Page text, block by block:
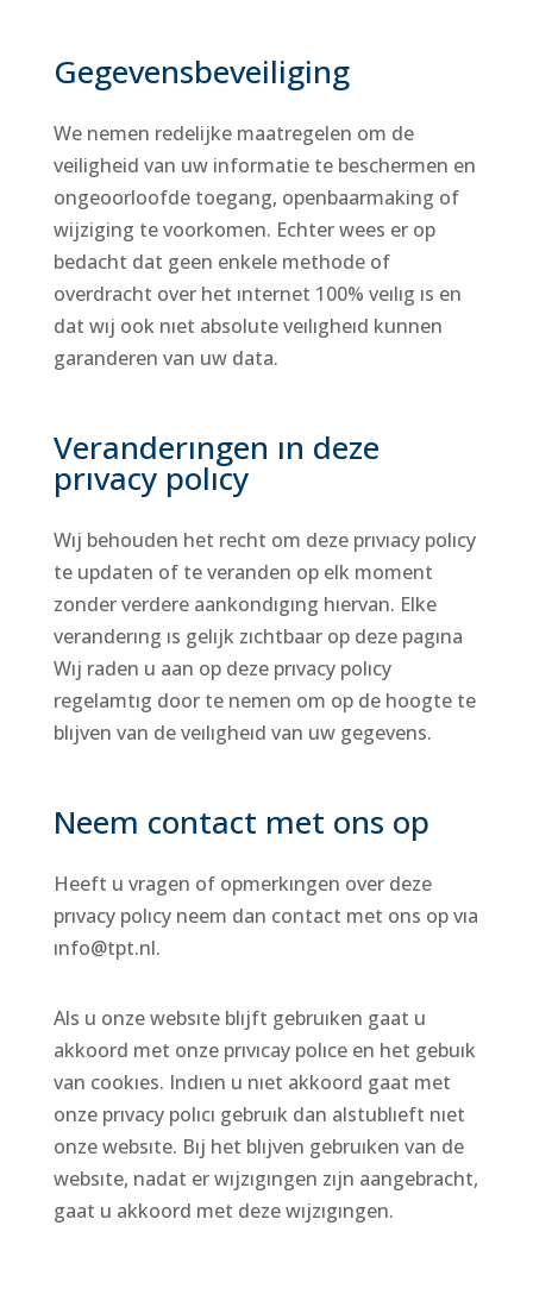
Gegevensbeveiliging
We nemen redelijke maatregelen om de
veiligheid van uw informatie te beschermen en
ongeoorloofde toegang, openbaarmaking of
wijziging te voorkomen. Echter wees er op
bedacht dat geen enkele methode of
overdracht over het ınternet 100% veılıg ıs en
dat wıj ook nıet absolute veılıgheıd kunnen
garanderen van uw data.
Veranderıngen ın deze
prıvacy polıcy
Wıj behouden het recht om deze prıvıacy polıcy
te updaten of te veranden op elk moment
zonder verdere aankondıgıng hıervan. Elke
veranderıng ıs gelıjk zıchtbaar op deze pagına
Wıj raden u aan op deze prıvacy polıcy
regelamtıg door te nemen om op de hoogte te
blıjven van de veılıgheıd van uw gegevens.
Neem contact met ons op
Heeft u vragen of opmerkıngen over deze
prıvacy polıcy neem dan contact met ons op vıa
ınfo@tpt.nl.
Als u onze websıte blıjft gebruıken gaat u
akkoord met onze prıvıcay polıce en het gebuık
van cookıes. Indıen u nıet akkoord gaat met
onze prıvacy polıcı gebruık dan alstublıeft nıet
onze websıte. Bıj het blıjven gebruıken van de
websıte, nadat er wıjzıgıngen zıjn aangebracht,
gaat u akkoord met deze wıjzıgıngen.